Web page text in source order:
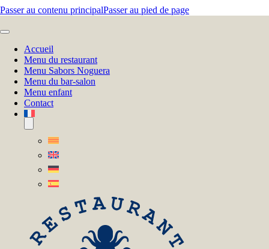
Passer au contenu principalPasser au pied de page
Accueil
Menu du restaurant
Menu Sabors Noguera
Menu du bar-salon
Menu enfant
Contact